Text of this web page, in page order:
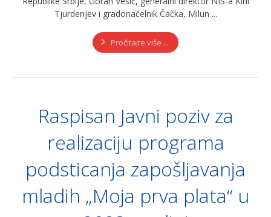
Tjurdenjev i gradonačelnik Čačka, Milun ...
Pročitajte više ...
Raspisan Javni poziv za
realizaciju programa
podsticanja zapošljavanja
mladih „Moja prva plata“ u